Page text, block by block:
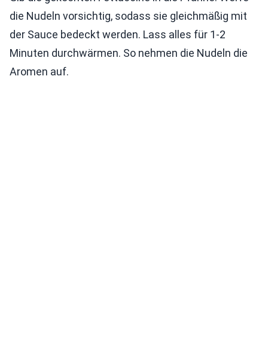
die Nudeln vorsichtig, sodass sie gleichmäßig mit
der Sauce bedeckt werden. Lass alles für 1-2
Minuten durchwärmen. So nehmen die Nudeln die
Aromen auf.